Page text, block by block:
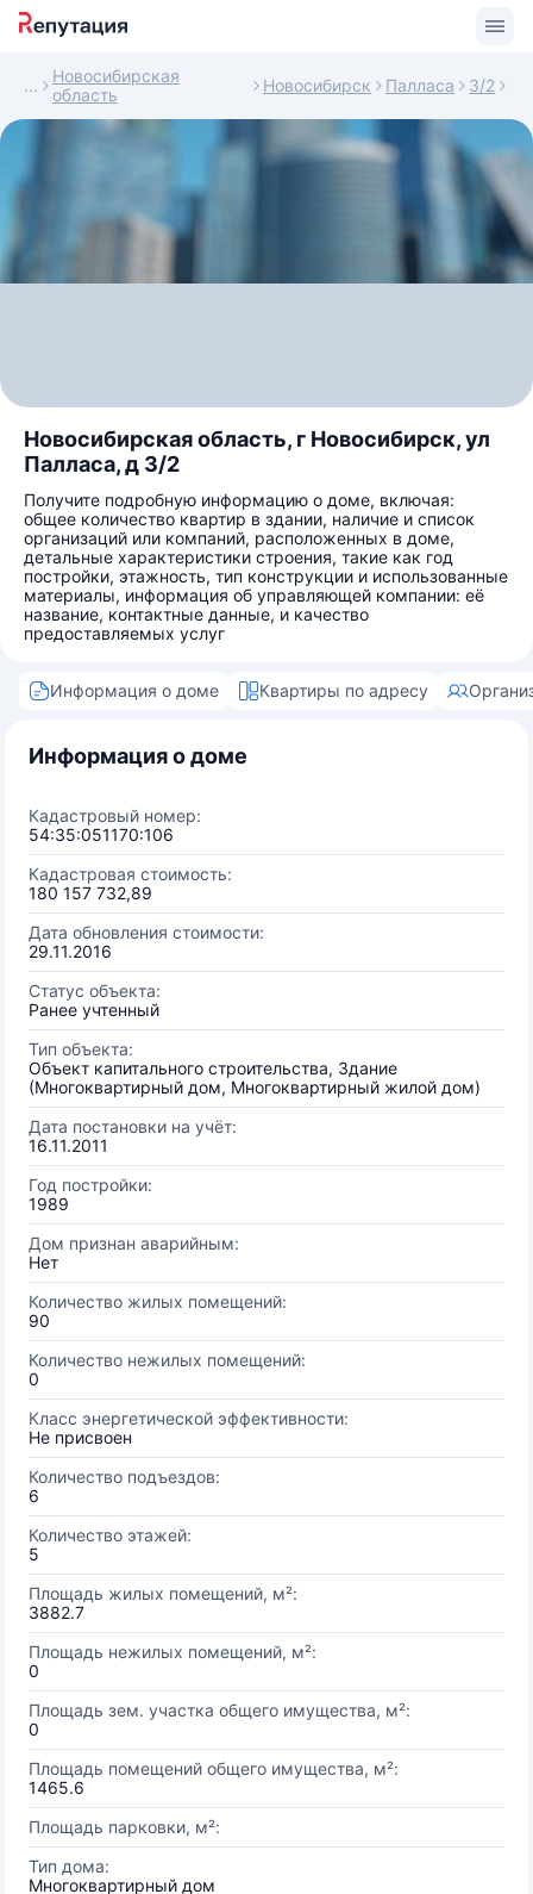
Новосибирская
область
Новосибирск Палласа 3/2
Новосибирская область, г Новосибирск, ул
Палласа, д 3/2
Получите подробную информацию о доме, включая:
общее количество квартир в здании, наличие и список
организаций или компаний, расположенных в доме,
детальные характеристики строения, такие как год
постройки, этажность, тип конструкции и использованные
материалы, информация об управляющей компании: её
название, контактные данные, и качество
предоставляемых услуг
Информация о доме Квартиры по адресу
Информация о доме
Кадастровый номер:
54:35:051170:106
Кадастровая стоимость:
180 157 732,89
Дата обновления стоимости:
29.11.2016
Статус объекта:
Ранее учтенный
Тип объекта:
Объект капитального строительства, Здание
(Многоквартирный дом, Многоквартирный жилой дом)
Дата постановки на учёт:
16.11.2011
Год постройки:
1989
Дом признан аварийным:
Нет
Количество жилых помещений:
90
Количество нежилых помещений:
0
Класс энергетической эффективности:
Не присвоен
Количество подъездов:
6
Количество этажей:
5
Площадь жилых помещений, м²:
3882.7
Площадь нежилых помещений, м²:
0
Площадь зем. участка общего имущества, м²:
0
Площадь помещений общего имущества, м²:
1465.6
Площадь парковки, м²:
Тип дома:
Многоквартирный дом